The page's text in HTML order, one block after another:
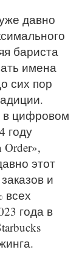
давно
бариста
имена
сих пор
в цифровом
году
этот
и
всех
года в